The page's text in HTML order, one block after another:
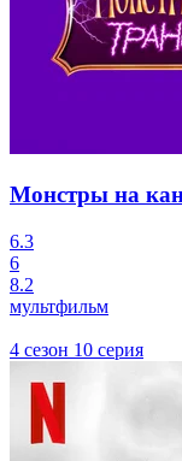
Монстры на
6.3
6
8.2
мультфильм
4 сезон 10 серия